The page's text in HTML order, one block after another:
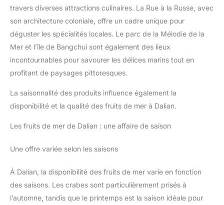
travers diverses attractions culinaires. La Rue à la Russe, avec
son architecture coloniale, offre un cadre unique pour
déguster les spécialités locales. Le parc de la Mélodie de la
Mer et l’île de Bangchui sont également des lieux
incontournables pour savourer les délices marins tout en
profitant de paysages pittoresques.
La saisonnalité des produits influence également la
disponibilité et la qualité des fruits de mer à Dalian.
Les fruits de mer de Dalian : une affaire de saison
Une offre variée selon les saisons
À Dalian, la disponibilité des fruits de mer varie en fonction
des saisons. Les crabes sont particulièrement prisés à
l’automne, tandis que le printemps est la saison idéale pour